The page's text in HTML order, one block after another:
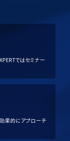
ではセミナー
果的にアプローチ